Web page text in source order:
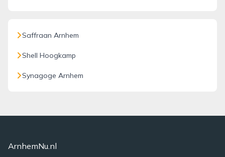
Saffraan Arnhem
Shell Hoogkamp
Synagoge Arnhem
ArnhemNu.nl